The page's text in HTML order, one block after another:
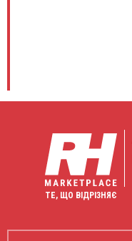
ТЕ, ЩО ВІДРІЗНЯЄ